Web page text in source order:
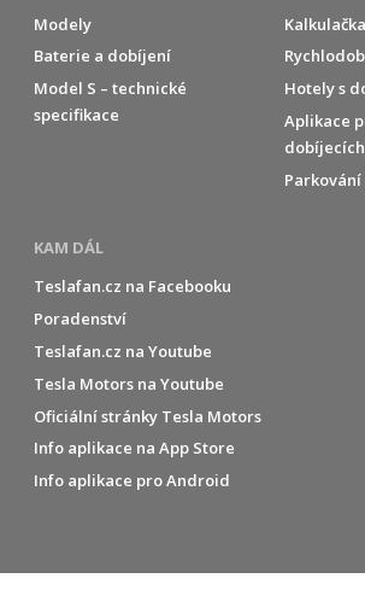
Modely
Baterie a dobíjení
Model S – technické
specifikace
Hotely s
Aplikace
Parkování
KAM DÁL
Teslafan.cz na Facebooku
Poradenství
Teslafan.cz na Youtube
Tesla Motors na Youtube
Oficiální stránky Tesla Motors
Info aplikace na App Store
Info aplikace pro Android